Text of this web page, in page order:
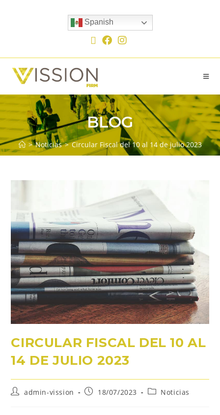
Spanish
BLOG
> Noticias > Circular Fiscal del 10 al 14 de julio 2023
CIRCULAR FISCAL DEL 10 AL
14 DE JULIO 2023
admin-vission 18/07/2023 Noticias